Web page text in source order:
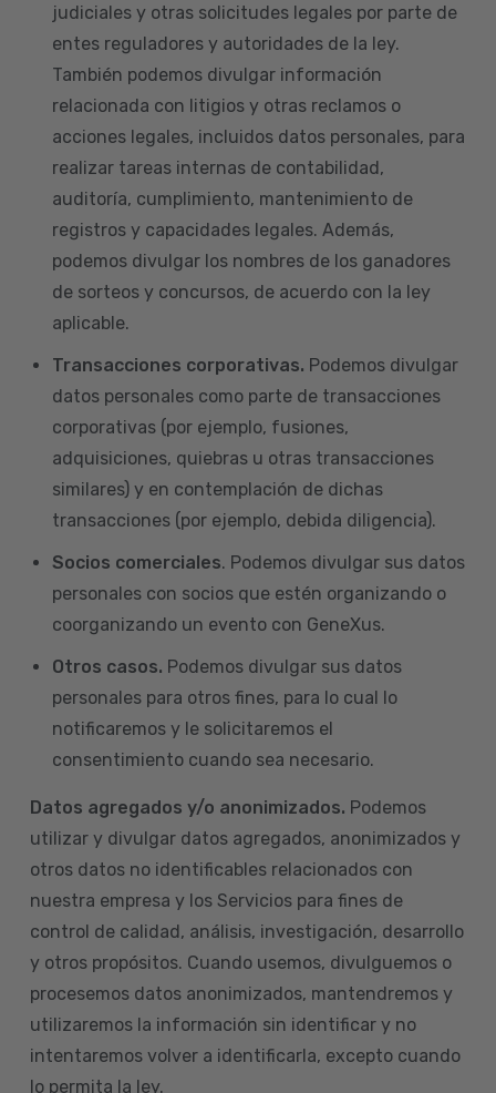
judiciales y otras solicitudes legales por parte de
entes reguladores y autoridades de la ley.
También podemos divulgar información
relacionada con litigios y otras reclamos o
acciones legales, incluidos datos personales, para
realizar tareas internas de contabilidad,
auditoría, cumplimiento, mantenimiento de
registros y capacidades legales. Además,
podemos divulgar los nombres de los ganadores
de sorteos y concursos, de acuerdo con la ley
aplicable.
Transacciones corporativas. Podemos divulgar
datos personales como parte de transacciones
corporativas (por ejemplo, fusiones,
adquisiciones, quiebras u otras transacciones
similares) y en contemplación de dichas
transacciones (por ejemplo, debida diligencia).
Socios comerciales. Podemos divulgar sus datos
personales con socios que estén organizando o
coorganizando un evento con GeneXus.
Otros casos. Podemos divulgar sus datos
personales para otros fines, para lo cual lo
notificaremos y le solicitaremos el
consentimiento cuando sea necesario.
Datos agregados y/o anonimizados. Podemos
utilizar y divulgar datos agregados, anonimizados y
otros datos no identificables relacionados con
nuestra empresa y los Servicios para fines de
control de calidad, análisis, investigación, desarrollo
y otros propósitos. Cuando usemos, divulguemos o
procesemos datos anonimizados, mantendremos y
utilizaremos la información sin identificar y no
intentaremos volver a identificarla, excepto cuando
lo permita la ley.